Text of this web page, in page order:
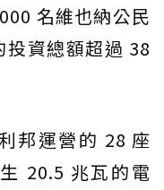
名維也納公民
資總額超過 38
邦運營的 28 座
20.5 兆瓦的電